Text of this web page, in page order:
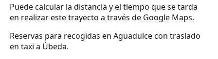
Puede calcular la distancia y el tiempo que se tarda
en realizar este trayecto a través de Google Maps.
Reservas para recogidas en Aguadulce con traslado
en taxi a Úbeda.